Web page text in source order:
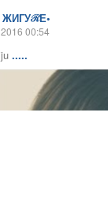
ЖИГУℛЕ•
00:54
.....